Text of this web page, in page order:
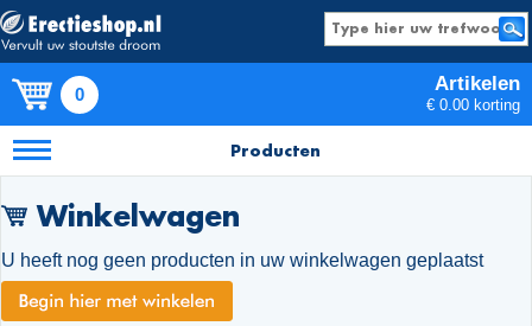
0 Artikelen
€ 0.00 korting
Producten
Winkelwagen
U heeft nog geen producten in uw winkelwagen geplaatst